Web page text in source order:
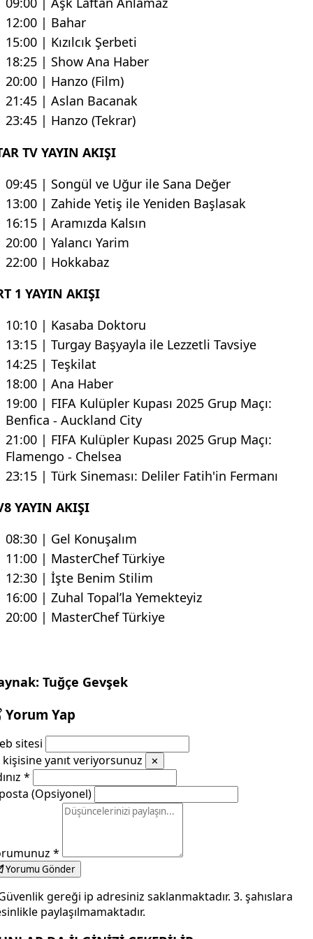
12:00 | Bahar
15:00 | Kızılcık Şerbeti
18:25 | Show Ana Haber
20:00 | Hanzo (Film)
21:45 | Aslan Bacanak
23:45 | Hanzo (Tekrar)
TV YAYIN AKIŞI
09:45 | Songül ve Uğur ile Sana Değer
13:00 | Zahide Yetiş ile Yeniden Başlasak
16:15 | Aramızda Kalsın
20:00 | Yalancı Yarim
22:00 | Hokkabaz
1 YAYIN AKIŞI
10:10 | Kasaba Doktoru
13:15 | Turgay Başyayla ile Lezzetli Tavsiye
14:25 | Teşkilat
18:00 | Ana Haber
19:00 | FIFA Kulüpler Kupası 2025 Grup Maçı:
Benfica - Auckland City
21:00 | FIFA Kulüpler Kupası 2025 Grup Maçı:
Flamengo - Chelsea
23:15 | Türk Sineması: Deliler Fatih'in Fermanı
YAYIN AKIŞI
08:30 | Gel Konuşalım
11:00 | MasterChef Türkiye
12:30 | İşte Benim Stilim
16:00 | Zuhal Topal’la Yemekteyiz
20:00 | MasterChef Türkiye
Tuğçe Gevşek
Yorum Yap
sitesi
kişisine yanıt veriyorsunuz
✕
*
(Opsiyonel)
*
Yorumu Gönder
gereği ip adresiniz saklanmaktadır. 3. şahıslara
paylaşılmamaktadır.